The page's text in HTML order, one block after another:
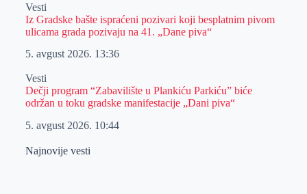
Vesti
Iz Gradske bašte ispraćeni pozivari koji besplatnim pivom
ulicama grada pozivaju na 41. „Dane piva“
5. avgust 2026. 13:36
Vesti
Dečji program “Zabavilište u Plankiću Parkiću” biće
održan u toku gradske manifestacije „Dani piva“
5. avgust 2026. 10:44
Najnovije vesti